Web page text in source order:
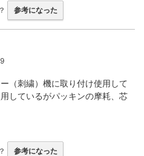
参考になった
5
（刺繍）機に取り付け使用して
しているがパッキンの摩耗、芯
参考になった